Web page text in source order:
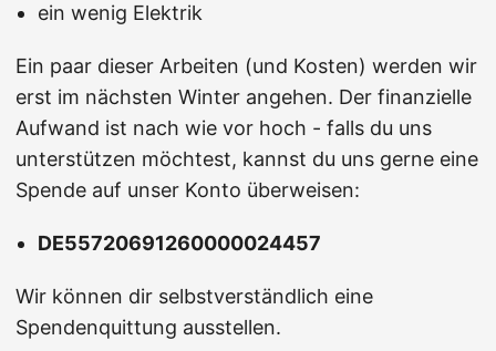
ein wenig Elektrik
Ein paar dieser Arbeiten (und Kosten) werden wir
erst im nächsten Winter angehen. Der finanzielle
Aufwand ist nach wie vor hoch - falls du uns
unterstützen möchtest, kannst du uns gerne eine
Spende auf unser Konto überweisen:
DE55720691260000024457
Wir können dir selbstverständlich eine
Spendenquittung ausstellen.